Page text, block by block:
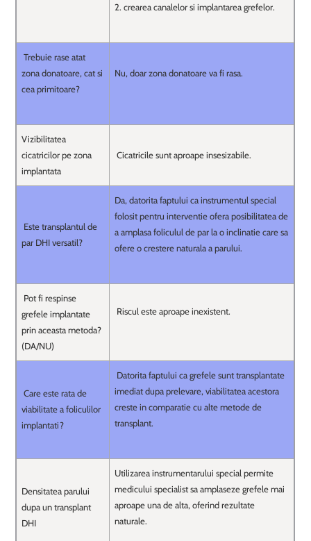
2. crearea canalelor si implantarea grefelor.
Trebuie rase atat
zona donatoare, cat si
cea primitoare?
Nu, doar zona donatoare va fi rasa.
Vizibilitatea
cicatricilor pe zona
implantata
Cicatricile sunt aproape insesizabile.
Este transplantul de
par DHI versatil?
Da, datorita faptului ca instrumentul special
folosit pentru interventie ofera posibilitatea de
a amplasa foliculul de par la o inclinatie care sa
ofere o crestere naturala a parului.
Pot fi respinse
grefele implantate
prin aceasta metoda?
(DA/NU)
Riscul este aproape inexistent.
Care este rata de
viabilitate a foliculilor
implantati?
Datorita faptului ca grefele sunt transplantate
imediat dupa prelevare, viabilitatea acestora
creste in comparatie cu alte metode de
transplant.
Densitatea parului
dupa un transplant
DHI
Utilizarea instrumentarului special permite
medicului specialist sa amplaseze grefele mai
aproape una de alta, oferind rezultate
naturale.